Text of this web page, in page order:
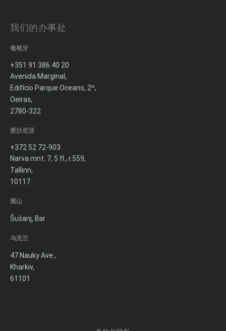
我们的办事处
葡萄牙
+351 91 386 40 20
Avenida Marginal,
Edifício Parque Oceano, 2º,
Oeiras,
2780-322
爱沙尼亚
+372 52 72-903
Narva mnt. 7, 5 fl., r.559,
Tallinn,
10117
黑山
Šušanj, Bar
乌克兰
47 Nauky Ave.,
Kharkiv,
61101